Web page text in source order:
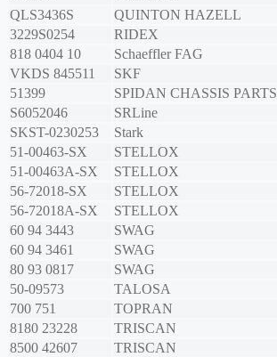
QLS3436S
QUINTON HAZELL
3229S0254
RIDEX
818 0404 10
Schaeffler FAG
VKDS 845511
SKF
51399
SPIDAN CHASSIS PARTS
S6052046
SRLine
SKST-0230253
Stark
51-00463-SX
STELLOX
51-00463A-SX
STELLOX
56-72018-SX
STELLOX
56-72018A-SX
STELLOX
60 94 3443
SWAG
60 94 3461
SWAG
80 93 0817
SWAG
50-09573
TALOSA
700 751
TOPRAN
8180 23228
TRISCAN
8500 42607
TRISCAN